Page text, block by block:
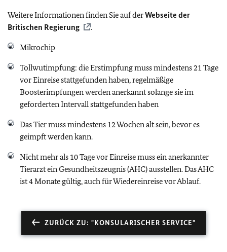
Weitere Informationen finden Sie auf derWebseite der
Britischen Regierung
.
Mikrochip
Tollwutimpfung: die Erstimpfung muss mindestens 21 Tage
vor Einreise stattgefunden haben, regelmäßige
Boosterimpfungen werden anerkannt solange sie im
geforderten Intervall stattgefunden haben
Das Tier muss mindestens 12 Wochen alt sein, bevor es
geimpft werden kann.
Nicht mehr als 10 Tage vor Einreise muss ein anerkannter
Tierarzt ein Gesundheitszeugnis (AHC) ausstellen. Das AHC
ist 4 Monate gültig, auch für Wiedereinreise vor Ablauf.
ZURÜCK ZU: "KONSULARISCHER SERVICE"